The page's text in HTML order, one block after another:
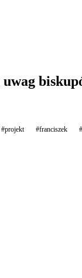
#projekt #franciszek